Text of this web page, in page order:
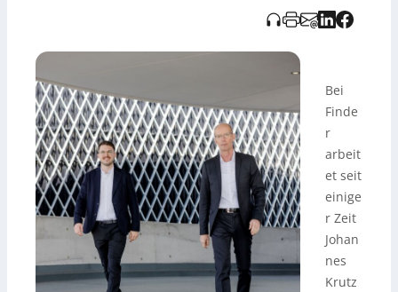
was eine flexible Herangehensweise erfordert. Die enge
Verbindung zu den Niederlassungen, die über
künftig interessante Herausforderungen als Anreiz.
Bei
Finde
r
arbeit
et seit
einige
r Zeit
Johan
nes
Krutz